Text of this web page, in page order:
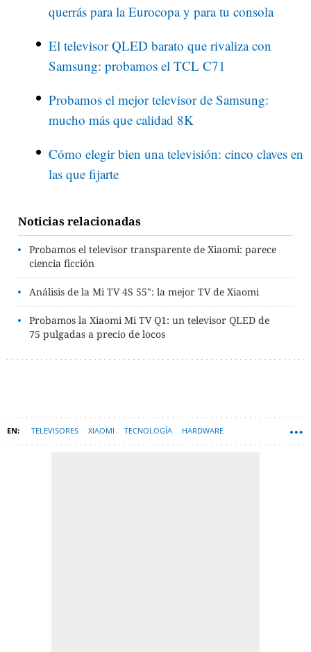
querrás para la Eurocopa y para tu consola
El televisor QLED barato que rivaliza con
Samsung: probamos el TCL C71
Probamos el mejor televisor de Samsung:
mucho más que calidad 8K
Cómo elegir bien una televisión: cinco claves en
las que fijarte
Noticias relacionadas
Probamos el televisor transparente de Xiaomi: parece
ciencia ficción
Análisis de la Mi TV 4S 55": la mejor TV de Xiaomi
Probamos la Xiaomi Mi TV Q1: un televisor QLED de
75 pulgadas a precio de locos
TELEVISORES XIAOMI TECNOLOGÍA HARDWARE